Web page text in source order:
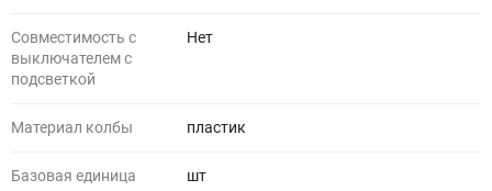
Совместимость с
выключателем с
подсветкой
Нет
Материал колбы пластик
Базовая единица шт